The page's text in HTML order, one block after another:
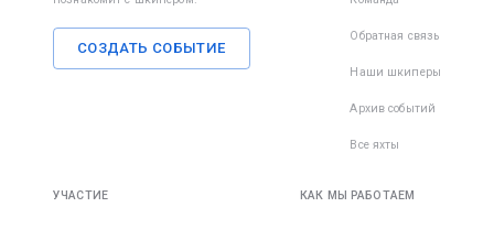
СОЗДАТЬ СОБЫТИЕ
Обратная связь
Наши шкиперы
Архив событий
Все яхты
УЧАСТИЕ КАК МЫ РАБОТАЕМ